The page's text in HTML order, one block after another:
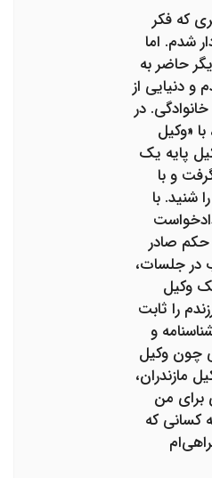
که فکر
شدم. اما
حاضر به
و دنیایی از
در
«وکیل
پایه یک
و با
شنید. با
صادر
در جلسات،
وکیل
را ثابت
و
چون وکیل
مازندران،
برای من
کسانی که